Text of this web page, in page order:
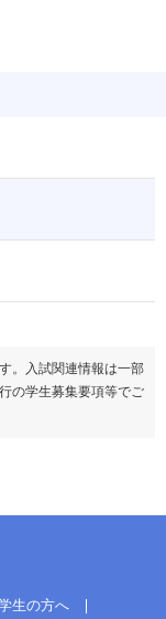
。入試関連情報は一部
の学生募集要項等でご
生の方へ